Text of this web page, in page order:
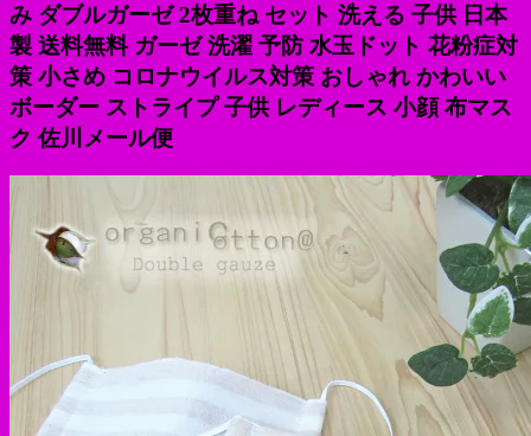
み ダブルガーゼ 2枚重ね セット 洗える 子供 日本
製 送料無料 ガーゼ 洗濯 予防 水玉ドット 花粉症対
策 小さめ コロナウイルス対策 おしゃれ かわいい
ボーダー ストライプ 子供 レディース 小顔 布マス
ク 佐川メール便